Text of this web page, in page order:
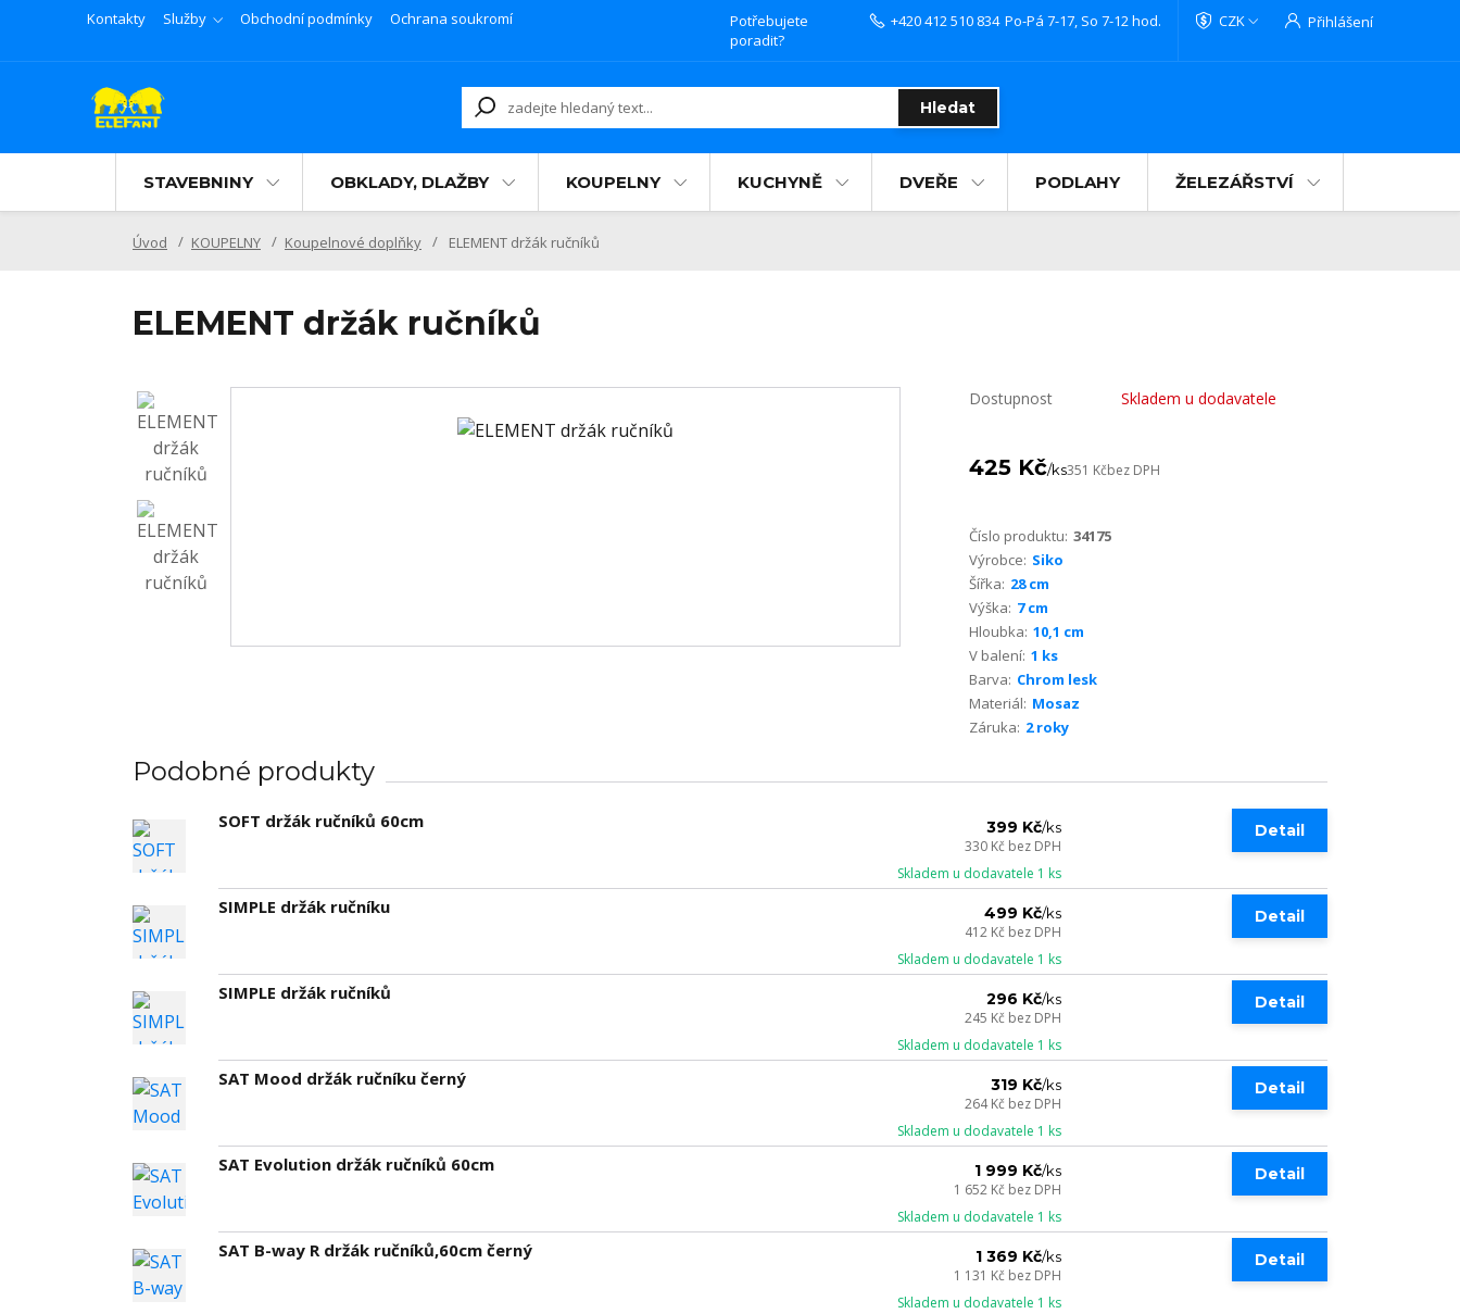
Kontakty Služby Obchodní podmínky Ochrana soukromí CZK Přihlášení
Hledat
Potřebujete
poradit?
+420 412 510 834 Po-Pá 7-17, So 7-12 hod.
STAVEBNINY OBKLADY, DLAŽBY KOUPELNY KUCHYNĚ DVEŘE PODLAHY ŽELEZÁŘSTVÍ
Úvod KOUPELNY Koupelnové doplňky ELEMENT držák ručníků
ELEMENT držák ručníků
Dostupnost Skladem u dodavatele
425 Kč/ks351 Kčbez DPH
Číslo produktu: 34175
Výrobce: Siko
Šířka: 28 cm
Výška: 7 cm
Hloubka: 10,1 cm
V balení: 1 ks
Barva: Chrom lesk
Materiál: Mosaz
Záruka: 2 roky
Podobné produkty
SOFT držák ručníků 60cm 399 Kč/ks
330 Kč bez DPH
Skladem u dodavatele 1 ks
Detail
SIMPLE držák ručníku 499 Kč/ks
412 Kč bez DPH
Skladem u dodavatele 1 ks
Detail
SIMPLE držák ručníků 296 Kč/ks
245 Kč bez DPH
Skladem u dodavatele 1 ks
Detail
SAT Mood držák ručníku černý 319 Kč/ks
264 Kč bez DPH
Skladem u dodavatele 1 ks
Detail
SAT Evolution držák ručníků 60cm 1 999 Kč/ks
1 652 Kč bez DPH
Skladem u dodavatele 1 ks
Detail
SAT B-way R držák ručníků,60cm černý 1 369 Kč/ks
1 131 Kč bez DPH
Skladem u dodavatele 1 ks
Detail